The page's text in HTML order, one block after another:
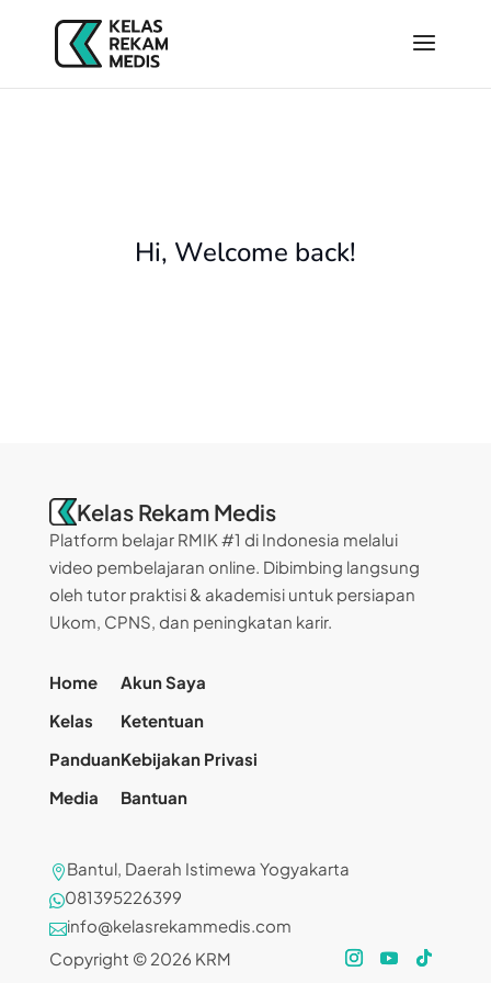
Hi, Welcome back!
Kelas Rekam Medis
Platform belajar RMIK #1 di Indonesia melalui
video pembelajaran online. Dibimbing langsung
oleh tutor praktisi & akademisi untuk persiapan
Ukom, CPNS, dan peningkatan karir.
Home
Kelas
Panduan
Media
Akun Saya
Ketentuan
Kebijakan Privasi
Bantuan
Bantul, Daerah Istimewa Yogyakarta
081395226399
info@kelasrekammedis.com
Copyright © 2026 KRM